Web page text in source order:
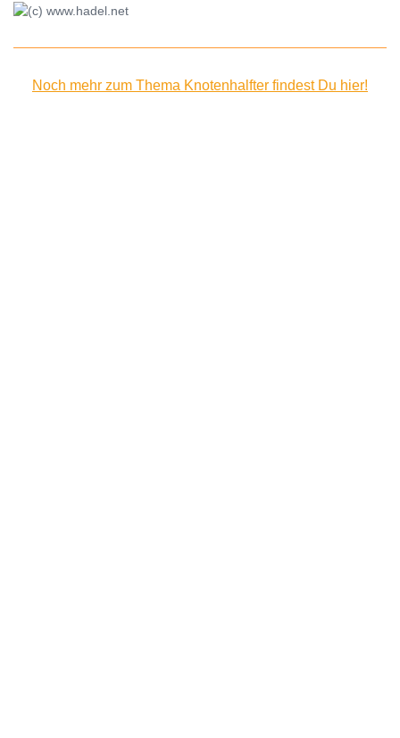
Noch mehr zum Thema Knotenhalfter findest Du hier!